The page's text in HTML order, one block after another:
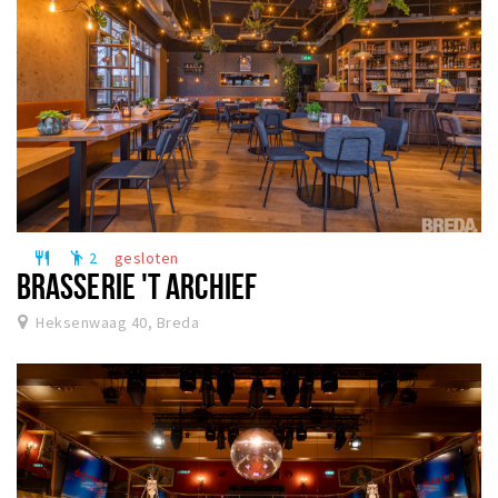
restaurant emoji_people 2 gesloten
BRASSERIE 'T ARCHIEF
Heksenwaag 40, Breda